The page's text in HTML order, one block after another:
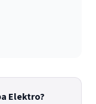
Elektro?